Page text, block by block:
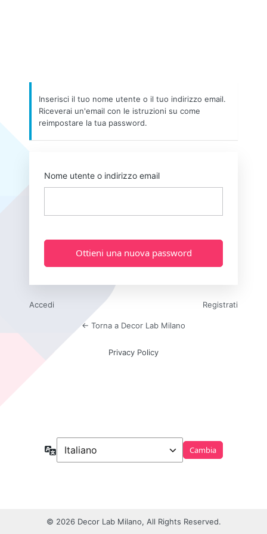
Inserisci il tuo nome utente o il tuo indirizzo email.
Riceverai un'email con le istruzioni su come
reimpostare la tua password.
Nome utente o indirizzo email
Accedi Registrati
← Torna a Decor Lab Milano
Privacy Policy
Lingua
© 2026 Decor Lab Milano, All Rights Reserved.